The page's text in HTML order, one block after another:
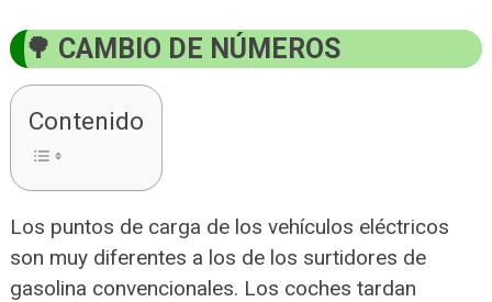
CAMBIO DE NÚMEROS
Contenido
Los puntos de carga de los vehículos eléctricos
son muy diferentes a los de los surtidores de
gasolina convencionales. Los coches tardan